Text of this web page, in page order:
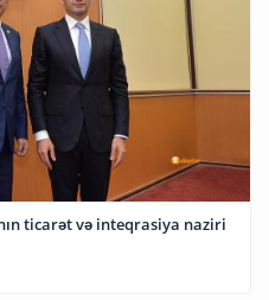
ticarət və inteqrasiya naziri